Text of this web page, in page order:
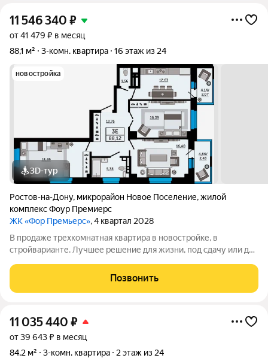
11 546 340 ₽
от 41 479 ₽ в месяц
88,1 м²
3-комн. квартира 16 этаж из 24
новостройка
3D-тур
Ростов-на-Дону, микрорайон Новое Поселение,жилой
комплекс Фоур Премиерс
ЖК «Фор Премьерс», 4 квартал 2028
В продаже трехкомнатная квартира в новостройке, в
стройварианте. Лучшее решение для жизни, под сдачу или для
жилья бизнес-класса. Здесь есть просторная прихожая, две
лоджии, два отдельных
Позвонить
11 035 440 ₽
от 39 643 ₽ в месяц
84,2 м²
3-комн. квартира 2 этаж из 24